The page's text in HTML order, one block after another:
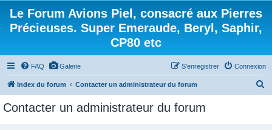
Le Forum Avions Piel, consacré aux Pierres
Précieuses. Super Emeraude, Beryl, Saphir,
CP80 etc
FAQ Galerie Connexion
S’enregistrer
Index du forum Contacter un administrateur du forum
Contacter un administrateur du forum